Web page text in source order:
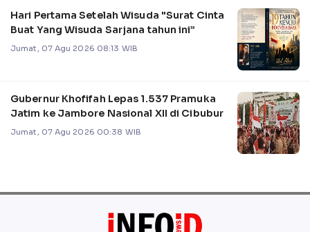
Hari Pertama Setelah Wisuda "Surat Cinta
Buat Yang Wisuda Sarjana tahun ini”
Jumat, 07 Agu 2026 08:13 WIB
Gubernur Khofifah Lepas 1.537 Pramuka
Jatim ke Jambore Nasional XII di Cibubur
Jumat, 07 Agu 2026 00:38 WIB